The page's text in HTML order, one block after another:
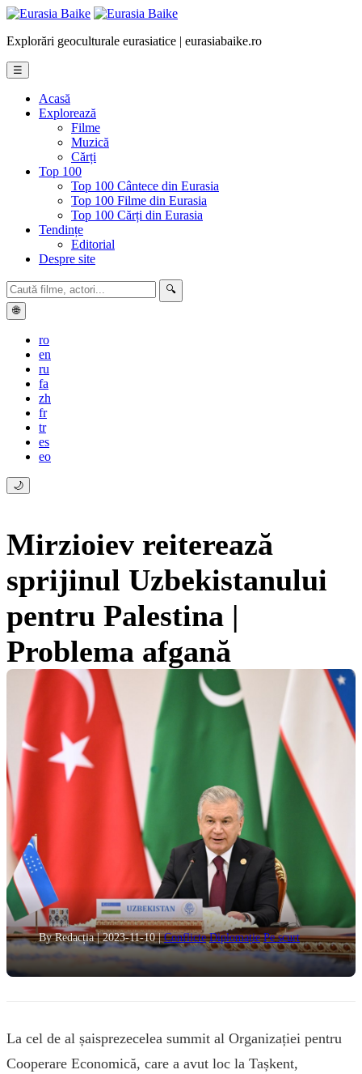
Explorări geoculturale eurasiatice | eurasiabaike.ro
☰
Acasă
Explorează
Filme
Muzică
Cărți
Top 100
Top 100 Cântece din Eurasia
Top 100 Filme din Eurasia
Top 100 Cărți din Eurasia
Tendințe
Editorial
Despre site
🔍
🌐
ro
en
ru
fa
zh
fr
tr
es
eo
🌙
Mirzioiev reiterează
sprijinul Uzbekistanului
pentru Palestina |
Problema afgană
By Redacția|2023-11-10|Conflicte Diplomație Pe scurt
La cel de al șaisprezecelea summit al Organizației pentru
Cooperare Economică, care a avut loc la Tașkent,